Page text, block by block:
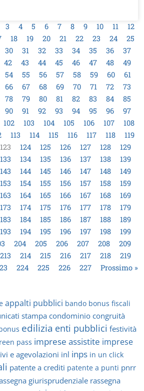
3 4 5 6 7 8 9 10 11
12
18 19 20 21 22 23 24
25
30 31 32 33 34 35 36
37
42 43 44 45 46 47 48
49
54 55 56 57 58 59 60
61
66 67 68 69 70 71 72
73
78 79 80 81 82 83 84
85
90 91 92 93 94 95 96
97
102 103 104 105 106 107
108
113 114 115 116 117 118
119
123 124 125 126 127 128
129
133 134 135 136 137 138
139
143 144 145 146 147 148
149
153 154 155 156 157 158
159
163 164 165 166 167 168
169
173 174 175 176 177 178
179
183 184 185 186 187 188
189
193 194 195 196 197 198
199
204 205 206 207 208
209
213 214 215 216 217 218
219
224 225 226 227 Prossimo »
appalti pubblici bando bonus fiscali
stampa condominio congruità
edilizia enti pubblici festività
pass imprese assistite imprese
e agevolazioni inl inps in un click
patente a crediti patente a punti pnrr
giurisprudenziale rassegna